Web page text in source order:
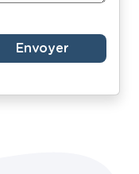
Envoyer